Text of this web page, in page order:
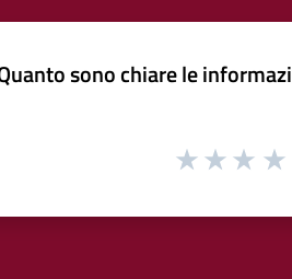
sono chiare le